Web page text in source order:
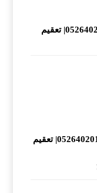
شركة تنظيف خزانات راس الخيمة |0526402015| تعقيم